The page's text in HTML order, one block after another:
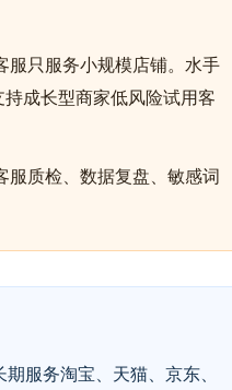
服只服务小规模店铺。水手
成长型商家低风险试用客
服质检、数据复盘、敏感词
服务淘宝、天猫、京东、